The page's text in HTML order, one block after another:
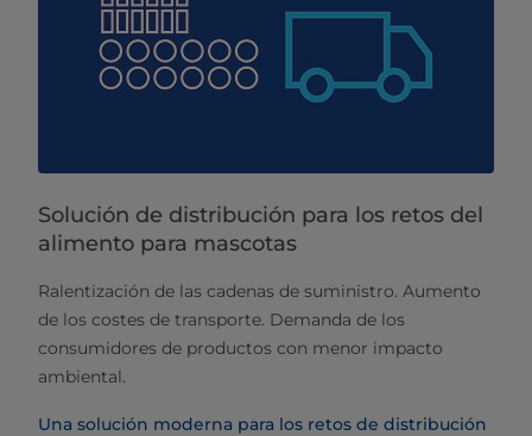
Solución de distribución para los retos del
alimento para mascotas
Ralentización de las cadenas de suministro. Aumento
de los costes de transporte. Demanda de los
consumidores de productos con menor impacto
ambiental.
Una solución moderna para los retos de distribución